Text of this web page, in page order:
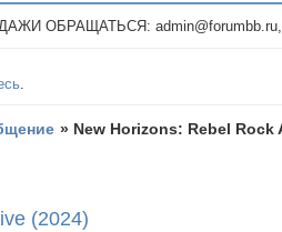
admin@forumbb.ru,
.
» New Horizons: Rebel Rock
(2024)